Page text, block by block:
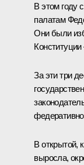
В этом году
палатам
Они были
Конституции
За эти три
В открытой,
выросла,